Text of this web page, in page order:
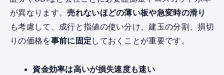
が異なります。売れないほどの薄い板や急変時の滑り
も考慮して、成行と指値の使い分け、建玉の分割、損切
りの価格を事前に固定 しておくことが重要です。
資金効率は高いが損失速度も速い